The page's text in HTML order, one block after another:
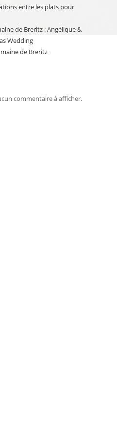
entre les plats pour
de Breritz : Angélique &
Wedding
de Breritz
commentaire à afficher.